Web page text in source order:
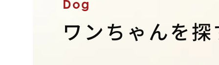
Dog
ワンちゃんを